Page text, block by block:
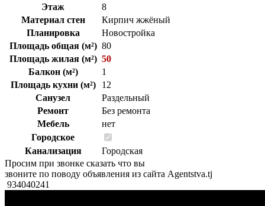
Этаж
8
Материал стен
Кирпич жжёный
Планировка
Новостройка
Площадь общая (м²) 80
Площадь жилая (м²) 50
Балкон (м²)
1
Площадь кухни (м²)
12
Санузел
Раздельный
Ремонт
Без ремонта
Мебель
нет
Городское
Канализация
Городская
Просим при звонке сказать что вы
звоните по поводу объявления из сайта Agentstva.tj
934040241